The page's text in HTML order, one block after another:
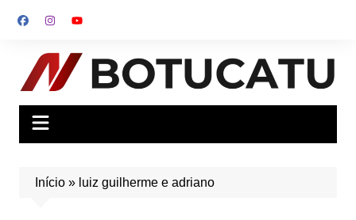
para
conteúdo
Início» luiz guilherme e adriano